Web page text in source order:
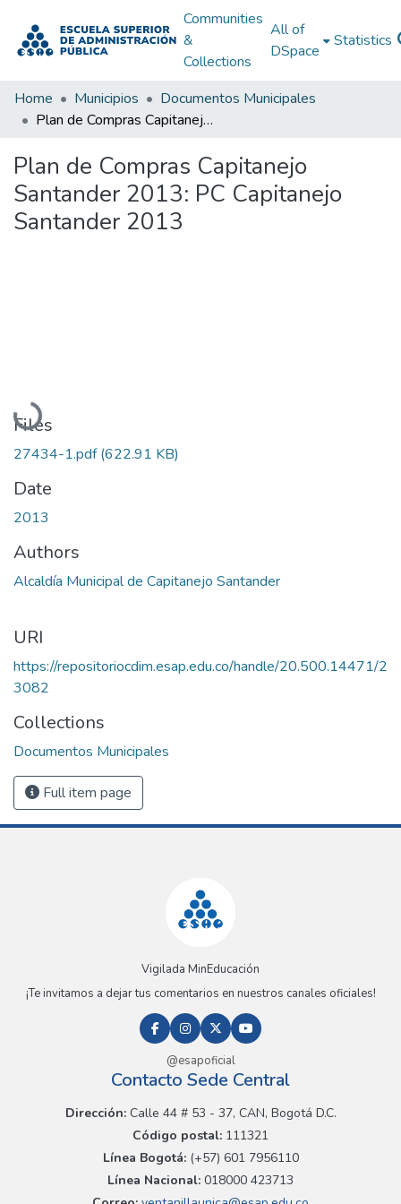
Communities
&
Collections
All of
DSpace
Statistics
Home Municipios
Documentos Municipales
Plan de Compras Capitanejo Santander 2013: PC Capitanejo Santander 2013
Plan de Compras Capitanejo
Santander 2013: PC Capitanejo
Santander 2013
Loading...
Files
27434-1.pdf(622.91 KB)
Date
2013
Authors
Alcaldía Municipal de Capitanejo Santander
URI
https://repositoriocdim.esap.edu.co/handle/20.500.14471/2
3082
Collections
Documentos Municipales
Full item page
Vigilada MinEducación
¡Te invitamos a dejar tus comentarios en nuestros canales oficiales!
@esapoficial
Contacto Sede Central
Dirección:Calle 44 # 53 - 37, CAN, Bogotá D.C.
Código postal: 111321
Línea Bogotá:(+57) 601 7956110
Línea Nacional: 018000 423713